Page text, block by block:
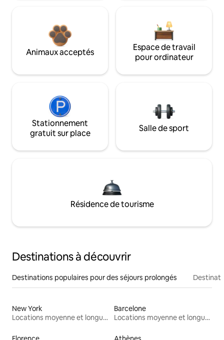
Animaux acceptés
Espace de travail
pour ordinateur
Stationnement
gratuit sur place
Salle de sport
Résidence de tourisme
Destinations à découvrir
Destinations populaires pour des séjours prolongés
New York
Locations moyenne et longue durée
Barcelone
Locations moyenne et longue durée